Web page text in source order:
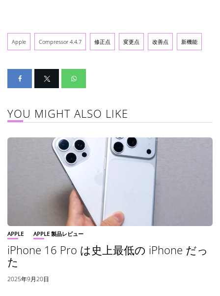
Apple Compressor 4.4.7 修正点 変更点 改善点 新機能
YOU MIGHT ALSO LIKE
APPLE APPLE 製品レビュー
iPhone 16 Pro は史上最低の iPhone だっ
た
2025年9月20日